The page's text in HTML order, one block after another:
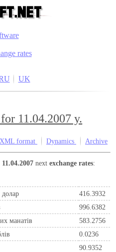
rates
UK
11.04.2007 y.
format Dynamics Archive
11.04.2007 nextexchange rates:
долар
416.3932
996.6382
манатів
583.2756
0.0236
90.9352